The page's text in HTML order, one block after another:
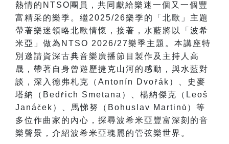
熱情的NTSO團員，共同獻給樂迷一個又一個豐
富精采的樂季。繼2025/26樂季的「北歐」主題
帶著樂迷領略北歐情懷，接著，水藍將以「波希
米亞」做為NTSO 2026/27樂季主題。本講座特
別邀請資深古典音樂廣播節目製作及主持人高
晟，帶著自身曾遊歷捷克山河的感動，與水藍對
談，深入德弗札克（Antonín Dvořá k ）、史麥
塔納（Bed řich Smetana ）、楊納傑克（Leoš
Janáček ）、馬悌努（Bohuslav Martin ů ）等
多位作曲家的內心，探尋波希米亞豐富深刻的音
樂聲景，介紹波希米亞瑰麗的管弦樂世界。